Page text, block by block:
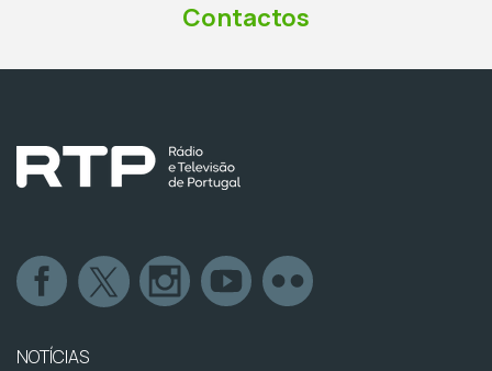
Contactos
NOTÍCIAS